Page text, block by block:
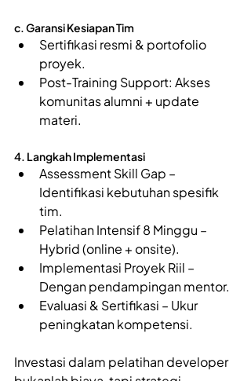
c. Garansi Kesiapan Tim
Sertifikasi resmi & portofolio
proyek.
Post-Training Support: Akses
komunitas alumni + update
materi.
4. Langkah Implementasi
Assessment Skill Gap –
Identifikasi kebutuhan spesifik
tim.
Pelatihan Intensif 8 Minggu –
Hybrid (online + onsite).
Implementasi Proyek Riil –
Dengan pendampingan mentor.
Evaluasi & Sertifikasi – Ukur
peningkatan kompetensi.
Investasi dalam pelatihan developer